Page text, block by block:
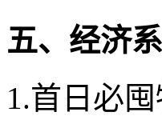
五、经济
1.首日必